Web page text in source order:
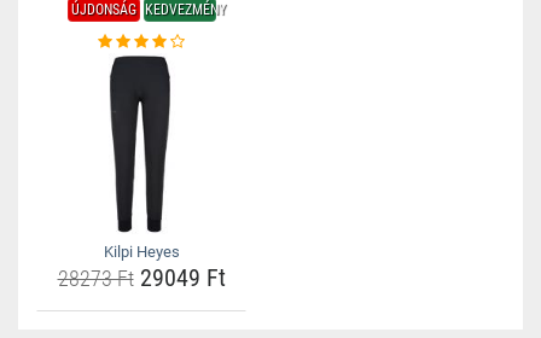
ÚJDONSÁG KEDVEZMÉNY
Kilpi Heyes
28273 Ft29049 Ft